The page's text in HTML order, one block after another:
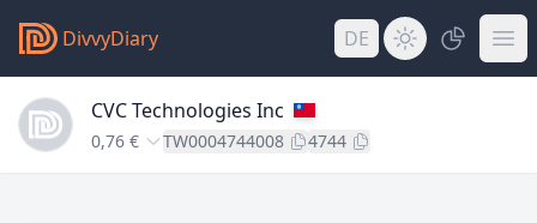
DivvyDiary DE
CVC Technologies Inc
0,76 € TW0004744008 4744